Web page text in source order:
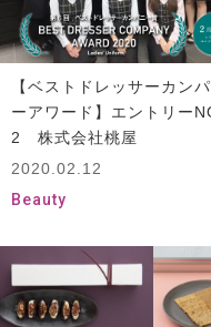
【ベストドレッサーカン
ーアワード】エントリー
2 株式会社桃屋
2020.02.12
Beauty